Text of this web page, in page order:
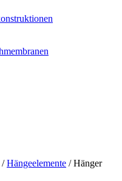
/Hängeelemente / Hänger